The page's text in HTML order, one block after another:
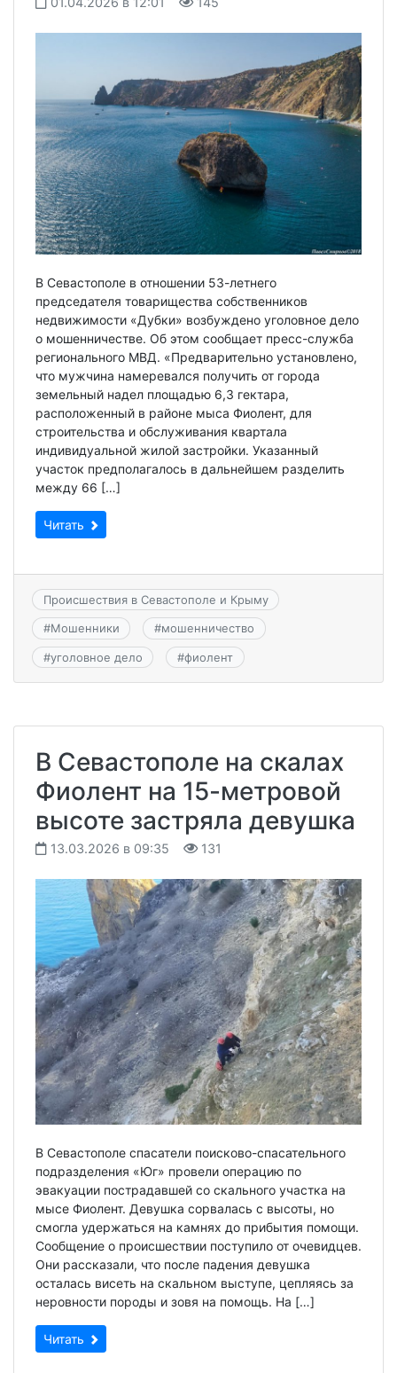
В Севастополе в отношении 53-летнего
председателя товарищества собственников
недвижимости «Дубки» возбуждено уголовное дело
о мошенничестве. Об этом сообщает пресс-служба
регионального МВД. «Предварительно установлено,
что мужчина намеревался получить от города
земельный надел площадью 6,3 гектара,
расположенный в районе мыса Фиолент, для
строительства и обслуживания квартала
индивидуальной жилой застройки. Указанный
участок предполагалось в дальнейшем разделить
между 66 […]
Читать
Происшествия в Севастополе и Крыму
#Мошенники #мошенничество
#уголовное дело #фиолент
В Севастополе на скалах
Фиолент на 15-метровой
высоте застряла девушка
13.03.2026 в 09:35 131
В Севастополе спасатели поисково-спасательного
подразделения «Юг» провели операцию по
эвакуации пострадавшей со скального участка на
мысе Фиолент. Девушка сорвалась с высоты, но
смогла удержаться на камнях до прибытия помощи.
Сообщение о происшествии поступило от очевидцев.
Они рассказали, что после падения девушка
осталась висеть на скальном выступе, цепляясь за
неровности породы и зовя на помощь. На […]
Читать